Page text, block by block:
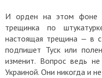
И орден на этом фоне
трещинка по
настоящая трещина — в
подпишет Туск или
изменит. Вопрос ведь
Украиной. Они никогда и